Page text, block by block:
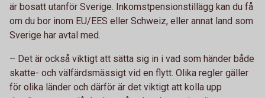
är bosatt utanför Sverige. Inkomstpensionstillägg kan du få
om du bor inom EU/EES eller Schweiz, eller annat land som
Sverige har avtal med.
– Det är också viktigt att sätta sig in i vad som händer både
skatte- och välfärdsmässigt vid en flytt. Olika regler gäller
för olika länder och därför är det viktigt att kolla upp